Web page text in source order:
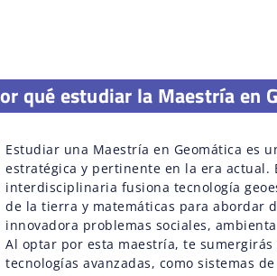
qué estudiar la Maestría en
Estudiar una Maestría en Geomática es
estratégica y pertinente en la era actual.
interdisciplinaria fusiona tecnología
de la tierra y matemáticas para abordar
innovadora problemas sociales,
Al optar por esta maestría, te
tecnologías avanzadas, como sistemas